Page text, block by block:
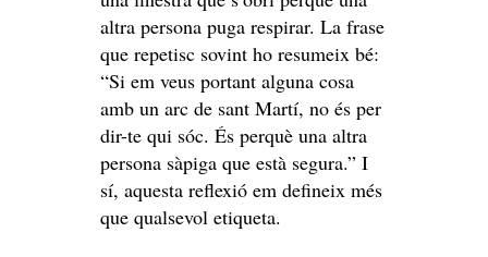
altra persona puga respirar. La frase
que repetisc sovint ho resumeix bé:
“Si em veus portant alguna cosa
amb un arc de sant Martí, no és per
dir-te qui sóc. És perquè una altra
persona sàpiga que està segura.” I
sí, aquesta reflexió em defineix més
que qualsevol etiqueta.